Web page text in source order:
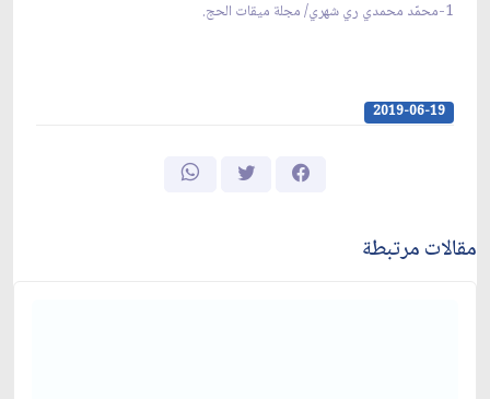
1-محمّد محمدي ري شهري/ مجلة ميقات الحج.
2019-06-19
مقالات مرتبطة